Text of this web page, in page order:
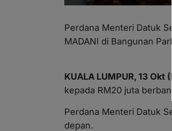
Perdana Menteri Datuk
MADANI di Bangunan
KUALA LUMPUR, 13 Okt
kepada RM20 juta
Perdana Menteri Datuk
depan.